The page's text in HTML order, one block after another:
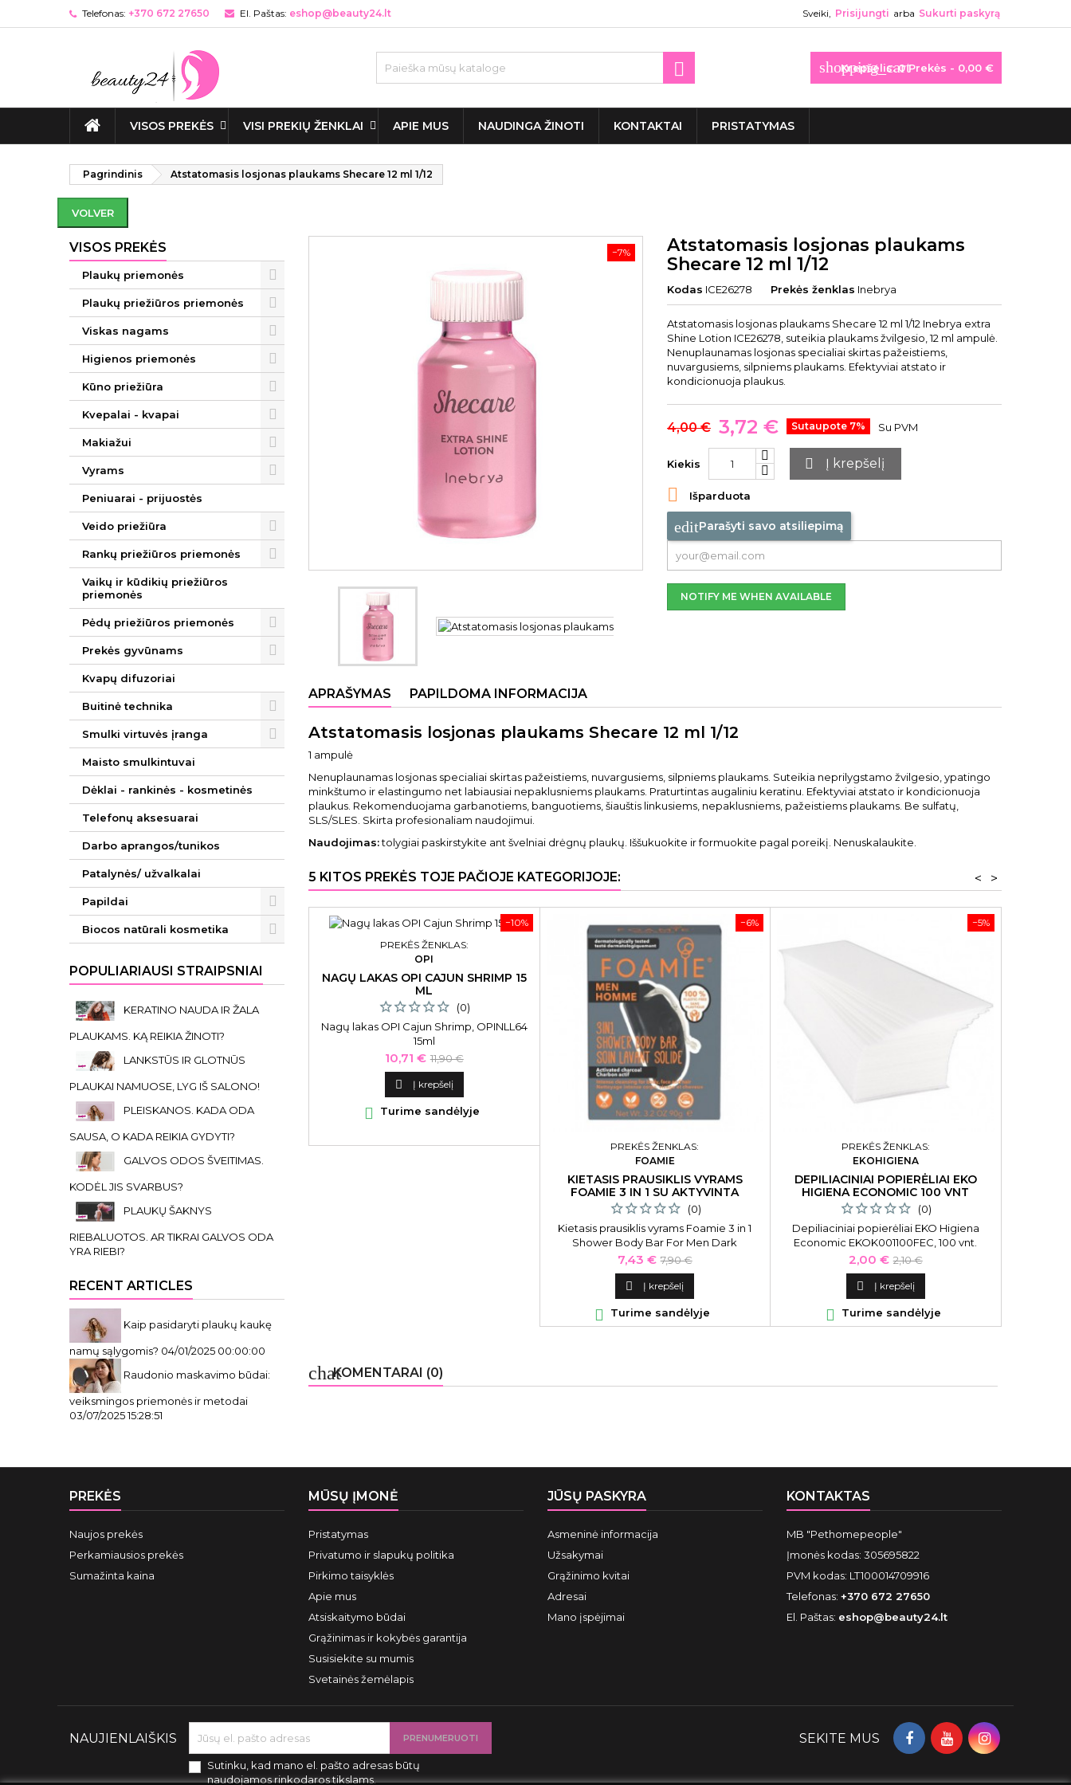
Telefonas: +370 672 27650 El. Paštas: eshop@beauty24.lt Sveiki, Prisijungti arba Sukurti paskyrą
shopping_cart
Krepšelis: 0Prekės - 0,00 €

VISOS PREKĖS VISI PREKIŲ ŽENKLAI APIE MUS NAUDINGA ŽINOTI KONTAKTAI PRISTATYMAS
Pagrindinis Atstatomasis losjonas plaukams Shecare 12 ml 1/12
VOLVER
VISOS PREKĖS
Plaukų priemonės
Plaukų priežiūros priemonės
Viskas nagams
Higienos priemonės
Kūno priežiūra
Kvepalai - kvapai
Makiažui
Vyrams
Peniuarai - prijuostės
Veido priežiūra
Rankų priežiūros priemonės
Vaikų ir kūdikių priežiūros
priemonės
Pėdų priežiūros priemonės
Prekės gyvūnams
Kvapų difuzoriai
Buitinė technika
Smulki virtuvės įranga
Maisto smulkintuvai
Dėklai - rankinės - kosmetinės
Telefonų aksesuarai
Darbo aprangos/tunikos
Patalynės/ užvalkalai
Papildai
Biocos natūrali kosmetika
POPULIARIAUSI STRAIPSNIAI
KERATINO NAUDA IR ŽALA
PLAUKAMS. KĄ REIKIA ŽINOTI?
LANKSTŪS IR GLOTNŪS
PLAUKAI NAMUOSE, LYG IŠ SALONO!
PLEISKANOS. KADA ODA
SAUSA, O KADA REIKIA GYDYTI?
GALVOS ODOS ŠVEITIMAS.
KODĖL JIS SVARBUS?
PLAUKŲ ŠAKNYS
RIEBALUOTOS. AR TIKRAI GALVOS ODA
YRA RIEBI?
RECENT ARTICLES
Kaip pasidaryti plaukų kaukę
namų sąlygomis? 04/01/2025 00:00:00
Raudonio maskavimo būdai:
veiksmingos priemonės ir metodai
03/07/2025 15:28:51
−7%
Atstatomasis losjonas plaukams
Shecare 12 ml 1/12
Kodas ICE26278 Prekės ženklas Inebrya
Atstatomasis losjonas plaukams Shecare 12 ml 1/12 Inebrya extra
Shine Lotion ICE26278, suteikia plaukams žvilgesio, 12 ml ampulė.
Nenuplaunamas losjonas specialiai skirtas pažeistiems,
nuvargusiems, silpniems plaukams. Efektyviai atstato ir
kondicionuoja plaukus.
4,00 € 3,72 € Sutaupote 7% Su PVM
Kiekis  Į krepšelį
 Išparduota
editParašyti savo atsiliepimą
NOTIFY ME WHEN AVAILABLE
APRAŠYMAS PAPILDOMA INFORMACIJA
Atstatomasis losjonas plaukams Shecare 12 ml 1/12
1 ampulė
Nenuplaunamas losjonas specialiai skirtas pažeistiems, nuvargusiems, silpniems plaukams. Suteikia neprilygstamo žvilgesio, ypatingo
minkštumo ir elastingumo net labiausiai nepaklusniems plaukams. Praturtintas augaliniu keratinu. Efektyviai atstato ir kondicionuoja
plaukus. Rekomenduojama garbanotiems, banguotiems, šiauštis linkusiems, nepaklusniems, pažeistiems plaukams. Be sulfatų,
SLS/SLES. Skirta profesionaliam naudojimui.
Naudojimas:tolygiai paskirstykite ant švelniai drėgnų plaukų. Iššukuokite ir formuokite pagal poreikį. Nenuskalaukite.
5 KITOS PREKĖS TOJE PAČIOJE KATEGORIJOJE: >
<
−10%
PREKĖS ŽENKLAS:
OPI
NAGŲ LAKAS OPI CAJUN SHRIMP 15
ML
(0)
Nagų lakas OPI Cajun Shrimp, OPINLL64
15ml
Kaina
10,71 € Bazinė
kaina
11,90 €
 Į krepšelį
 Turime sandėlyje
−6%
PREKĖS ŽENKLAS:
FOAMIE
KIETASIS PRAUSIKLIS VYRAMS
FOAMIE 3 IN 1 SU AKTYVINTA
ANGLIMI
(0)
Kietasis prausiklis vyrams Foamie 3 in 1
Shower Body Bar For Men Dark
FMBBCH2001, su aktyvinta anglimi
Kaina
7,43 € Bazinė
kaina
7,90 €
 Į krepšelį
 Turime sandėlyje
−5%
PREKĖS ŽENKLAS:
EKOHIGIENA
DEPILIACINIAI POPIERĖLIAI EKO
HIGIENA ECONOMIC 100 VNT
(0)
Depiliaciniai popierėliai EKO Higiena
Economic EKOK001100FEC, 100 vnt.
pakuotė
Kaina
2,00 € Bazinė
kaina
2,10 €
 Į krepšelį
 Turime sandėlyje
chatKOMENTARAI (0)
PREKĖS
Naujos prekės
Perkamiausios prekės
Sumažinta kaina
MŪSŲ ĮMONĖ
Pristatymas
Privatumo ir slapukų politika
Pirkimo taisyklės
Apie mus
Atsiskaitymo būdai
Grąžinimas ir kokybės garantija
Susisiekite su mumis
Svetainės žemėlapis
JŪSŲ PASKYRA
Asmeninė informacija
Užsakymai
Grąžinimo kvitai
Adresai
Mano įspėjimai
KONTAKTAS
MB "Pethomepeople"
Įmonės kodas: 305695822
PVM kodas: LT100014709916
Telefonas: +370 672 27650
El. Paštas: eshop@beauty24.lt
NAUJIENLAIŠKIS
Sutinku, kad mano el. pašto adresas būtų
naudojamos rinkodaros tikslams.
SEKITE MUS